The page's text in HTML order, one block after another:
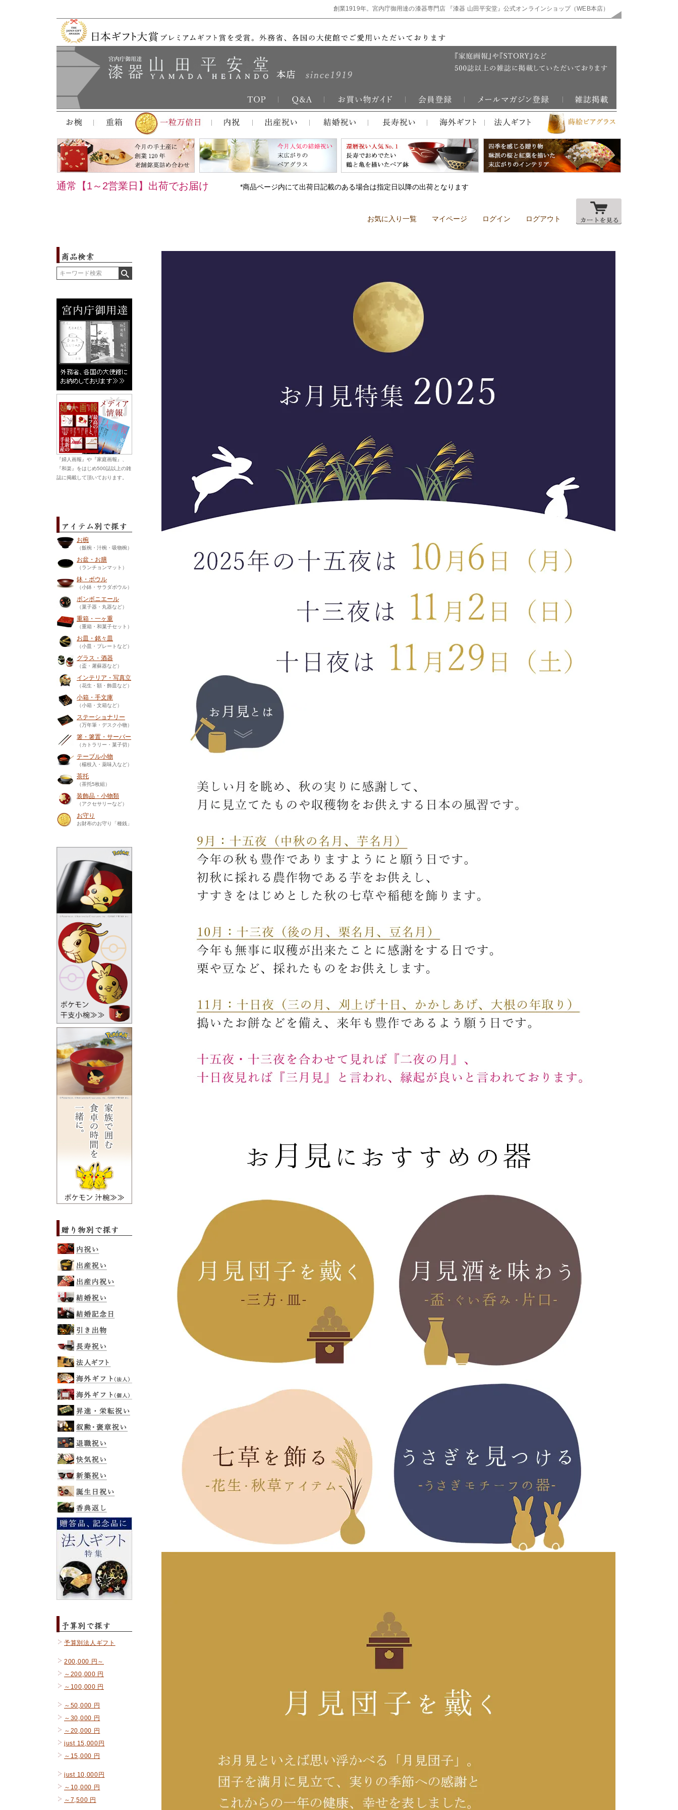
創業1919年。宮内庁御用達の漆器専門店 『漆器 山田平安堂』公式オンラインショップ（WEB本店）
通常【1～2営業日】出荷でお届け *商品ページ内にて出荷日記載のある場合は指定日以降の出荷となります
お気に入り一覧 マイページ ログイン ログアウト
『婦人画報』や『家庭画報』、
『和楽』をはじめ500誌以上の雑
誌に掲載して頂いております。
お椀
（飯椀・汁椀・吸物椀）
お盆・お膳
（ランチョンマット）
鉢・ボウル
（小鉢・サラダボウル）
ボンボニエール
（菓子器・丸器など）
重箱・一ヶ重
（重箱・和菓子セット）
お皿・銘々皿
（小皿・プレートなど）
グラス・酒器
（盃・屠蘇器など）
インテリア・写真立
（花生・額・飾皿など）
小箱・手文庫
（小箱・文箱など）
ステーショナリー
（万年筆・デスク小物）
箸・箸置・サーバー
（カトラリー・菓子切）
テーブル小物
（楊枝入・薬味入など）
茶托
（茶托5枚組）
装飾品・小物類
（アクセサリーなど）
お守り
お財布のお守り「種銭」
予算別法人ギフト
200,000 円～
～200,000 円
～100,000 円
～50,000 円
～30,000 円
～20,000 円
just 15,000円
～15,000 円
just 10,000円
～10,000 円
～7,500 円